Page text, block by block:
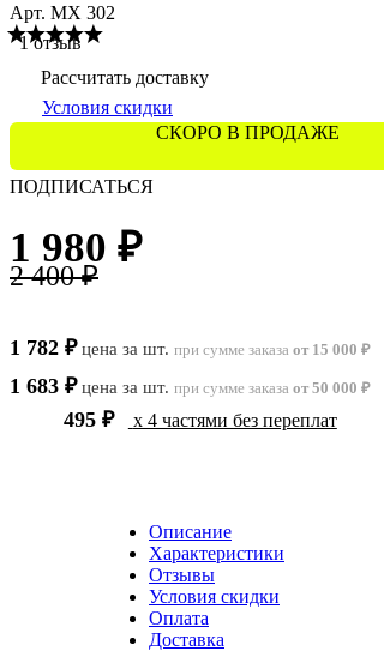
Арт. МХ 302
1 отзыв
Рассчитать доставку
Условия скидки
СКОРО В ПРОДАЖЕ
ПОДПИСАТЬСЯ
1 980 ₽
2 400 ₽
1 782 ₽цена за шт. при сумме заказа от 15 000 ₽
1 683 ₽цена за шт. при сумме заказа от 50 000 ₽
495 ₽ x 4 частями без переплат
Описание
Характеристики
Отзывы
Условия скидки
Оплата
Доставка